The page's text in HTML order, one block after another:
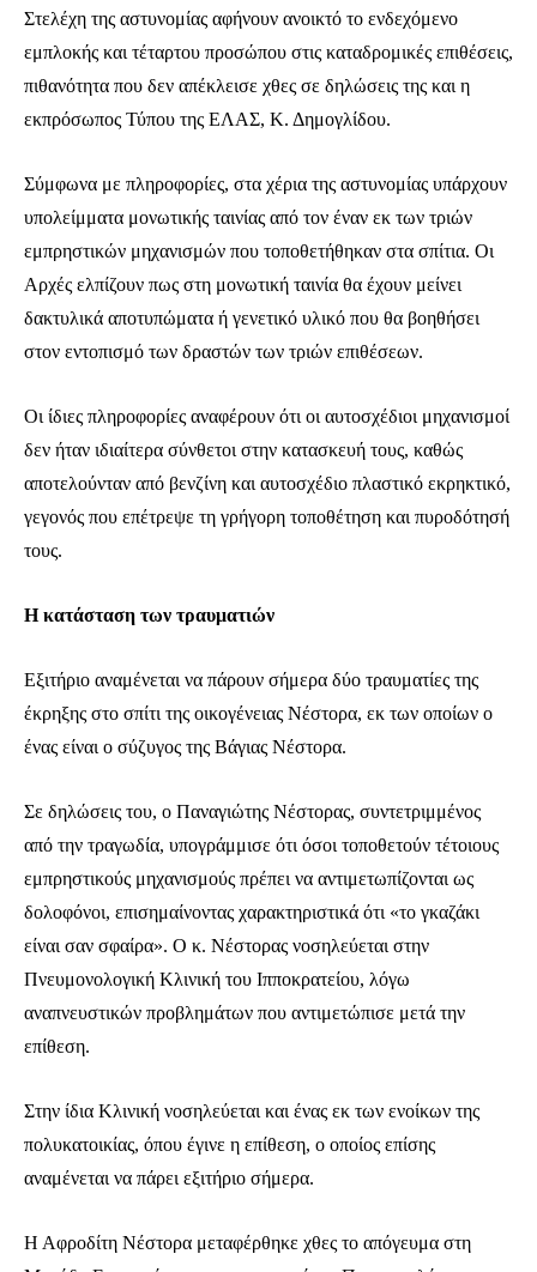
Ενταχθείτε στην κοινότητα των
συνδρομητών μας και γίνετε μέρος της
συζήτησης.
Για να εγγραφείτε, απλά εισάγετε τη διεύθυνση email σας στην ιστοσελίδα
ασφαλή σε εμάς.
32,111
Ακόλουθοι Ακόλουθοι Ακόλουθοι
Στελέχη της αστυνομίας αφήνουν ανοικτό το ενδεχόμενο
εμπλοκής και τέταρτου προσώπου στις καταδρομικές επιθέσεις,
πιθανότητα που δεν απέκλεισε χθες σε δηλώσεις της και η
εκπρόσωπος Τύπου της ΕΛΑΣ, Κ. Δημογλίδου.
Σύμφωνα με πληροφορίες, στα χέρια της αστυνομίας υπάρχουν
υπολείμματα μονωτικής ταινίας από τον έναν εκ των τριών
εμπρηστικών μηχανισμών που τοποθετήθηκαν στα σπίτια. Οι
Αρχές ελπίζουν πως στη μονωτική ταινία θα έχουν μείνει
δακτυλικά αποτυπώματα ή γενετικό υλικό που θα βοηθήσει
στον εντοπισμό των δραστών των τριών επιθέσεων.
Οι ίδιες πληροφορίες αναφέρουν ότι οι αυτοσχέδιοι μηχανισμοί
δεν ήταν ιδιαίτερα σύνθετοι στην κατασκευή τους, καθώς
αποτελούνταν από βενζίνη και αυτοσχέδιο πλαστικό εκρηκτικό,
γεγονός που επέτρεψε τη γρήγορη τοποθέτηση και πυροδότησή
τους.
Η κατάσταση των τραυματιών
Εξιτήριο αναμένεται να πάρουν σήμερα δύο τραυματίες της
έκρηξης στο σπίτι της οικογένειας Νέστορα, εκ των οποίων ο
ένας είναι ο σύζυγος της Βάγιας Νέστορα.
Σε δηλώσεις του, ο Παναγιώτης Νέστορας, συντετριμμένος
από την τραγωδία, υπογράμμισε ότι όσοι τοποθετούν τέτοιους
εμπρηστικούς μηχανισμούς πρέπει να αντιμετωπίζονται ως
δολοφόνοι, επισημαίνοντας χαρακτηριστικά ότι «το γκαζάκι
είναι σαν σφαίρα». Ο κ. Νέστορας νοσηλεύεται στην
Πνευμονολογική Κλινική του Ιπποκρατείου, λόγω
αναπνευστικών προβλημάτων που αντιμετώπισε μετά την
επίθεση.
Στην ίδια Κλινική νοσηλεύεται και ένας εκ των ενοίκων της
πολυκατοικίας, όπου έγινε η επίθεση, ο οποίος επίσης
αναμένεται να πάρει εξιτήριο σήμερα.
Η Αφροδίτη Νέστορα μεταφέρθηκε χθες το απόγευμα στη